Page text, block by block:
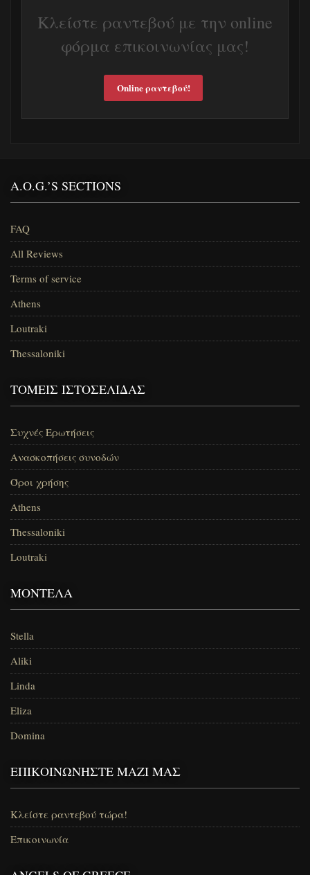
Κλείστε ραντεβού με την online
φόρμα επικοινωνίας μας!
Online ραντεβού!
A.O.G.’S SECTIONS
FAQ
All Reviews
Terms of service
Athens
Loutraki
Thessaloniki
ΤΟΜΕΊΣ ΙΣΤΟΣΕΛΊΔΑΣ
Συχνές Ερωτήσεις
Ανασκοπήσεις συνοδών
Όροι χρήσης
Athens
Thessaloniki
Loutraki
ΜΟΝΤΈΛΑ
Stella
Aliki
Linda
Eliza
Domina
ΕΠΙΚΟΙΝΩΝΉΣΤΕ ΜΑΖΊ ΜΑΣ
Κλείστε ραντεβού τώρα!
Επικοινωνία